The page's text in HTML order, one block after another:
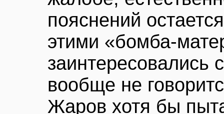
пояснений
этими «бомба-
заинтересовались
вообще не
Жаров хотя бы